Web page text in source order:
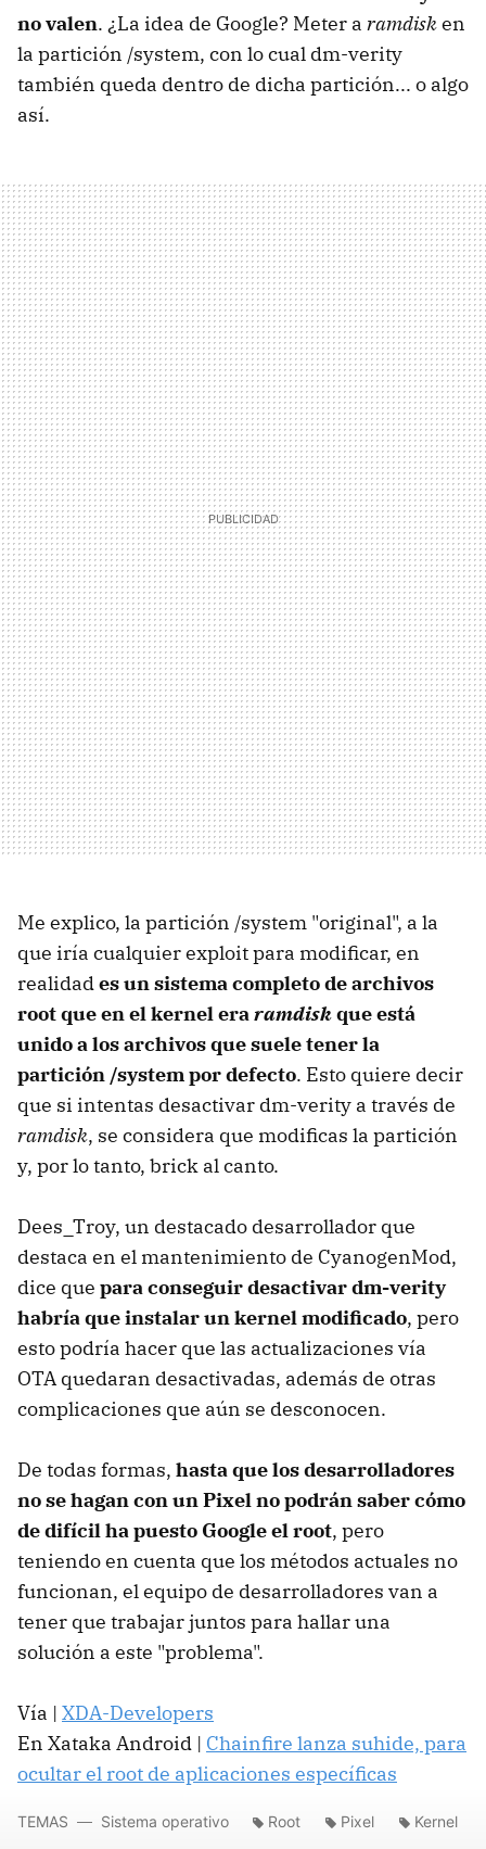
no valen. ¿La idea de Google? Meter a ramdisken
la partición /system, con lo cual dm-verity
también queda dentro de dicha partición... o algo
así.
Me explico, la partición /system "original", a la
que iría cualquier exploit para modificar, en
realidades un sistema completo de archivos
root que en el kernel eraramdiskque está
unido a los archivos que suele tener la
partición /system por defecto. Esto quiere decir
que si intentas desactivar dm-verity a través de
ramdisk, se considera que modificas la partición
y, por lo tanto, brick al canto.
Dees_Troy, un destacado desarrollador que
destaca en el mantenimiento de CyanogenMod,
dice que para conseguir desactivar dm-verity
habría que instalar un kernel modificado, pero
esto podría hacer que las actualizaciones vía
OTA quedaran desactivadas, además de otras
complicaciones que aún se desconocen.
De todas formas, hasta que los desarrolladores
no se hagan con un Pixel no podrán saber cómo
de difícil ha puesto Google el root, pero
teniendo en cuenta que los métodos actuales no
funcionan, el equipo de desarrolladores van a
tener que trabajar juntos para hallar una
solución a este "problema".
Vía | XDA-Developers
En Xataka Android | Chainfire lanza suhide, para
ocultar el root de aplicaciones específicas
TEMAS Sistema operativo Root Pixel Kernel